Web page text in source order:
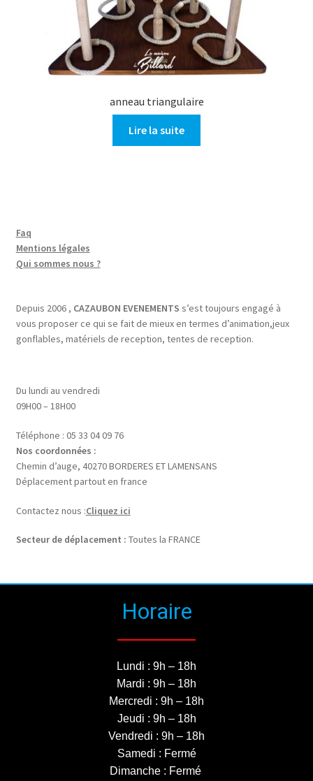
anneau triangulaire
Lire la suite
Faq
Mentions légales
Qui sommes nous ?
Depuis 2006 , CAZAUBON EVENEMENTS s’est toujours engagé à
vous proposer ce qui se fait de mieux en termes d’animation,jeux
gonflables, matériels de reception, tentes de reception.
Du lundi au vendredi
09H00 – 18H00
Téléphone : 05 33 04 09 76
Nos coordonnées :
Chemin d’auge, 40270 BORDERES ET LAMENSANS
Déplacement partout en france
Contactez nous :Cliquez ici
Secteur de déplacement : Toutes la FRANCE
Horaire
Lundi : 9h – 18h
Mardi : 9h – 18h
Mercredi : 9h – 18h
Jeudi : 9h – 18h
Vendredi : 9h – 18h
Samedi : Fermé
Dimanche : Fermé